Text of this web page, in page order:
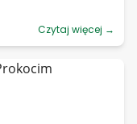
Czytaj więcej →